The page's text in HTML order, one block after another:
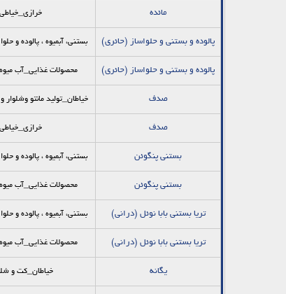
مائده خرازی_خیاطی
پالوده و بستني و حلواساز (حائري) بستنی، آبمیوه ، پالوده و
پالوده و بستني و حلواساز (حائري) محصولات غذایی_آب
صدف خیاطان_توليد مانتو
صدف خرازی_خیاطی
بستنی پنگوئن بستنی، آبمیوه ، پالوده و
بستنی پنگوئن محصولات غذایی_آب
تريا بستني بابا نوئل (دراني) بستنی، آبمیوه ، پالوده و
تريا بستني بابا نوئل (دراني) محصولات غذایی_آب
يگانه خیاطان_كت و